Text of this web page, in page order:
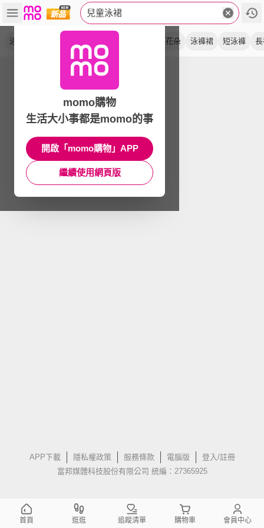
兒童泳裙
泳裝 花朵 泳褲裙 短泳褲
APP下載 隱私權政策 服務條款 電腦版
登入/註冊
富邦媒體科技股份有限公司 統編：27365925
momo購物
生活大小事都是momo的事
開啟「momo購物」APP
繼續使用網頁版
首頁 逛逛 追蹤清單 購物車 會員中心